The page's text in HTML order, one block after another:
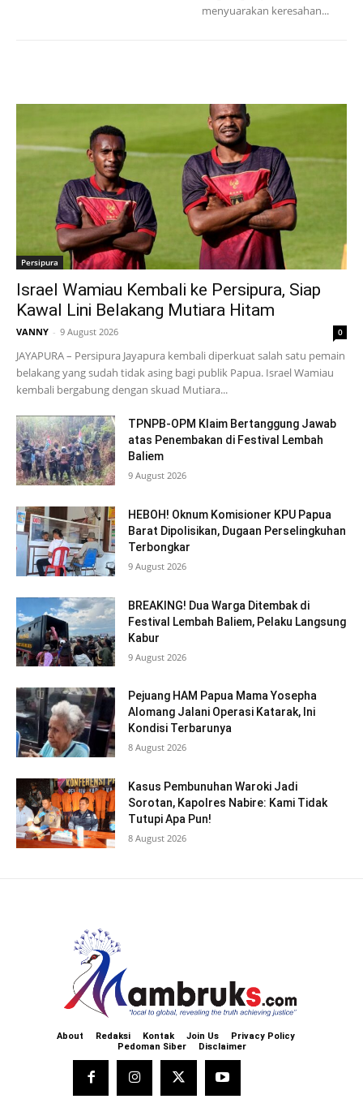
menyuarakan keresahan...
Persipura
Israel Wamiau Kembali ke Persipura, Siap
Kawal Lini Belakang Mutiara Hitam
VANNY - 9 August 2026 0
JAYAPURA – Persipura Jayapura kembali diperkuat salah satu pemain
belakang yang sudah tidak asing bagi publik Papua. Israel Wamiau
kembali bergabung dengan skuad Mutiara...
TPNPB-OPM Klaim Bertanggung Jawab
atas Penembakan di Festival Lembah
Baliem
9 August 2026
HEBOH! Oknum Komisioner KPU Papua
Barat Dipolisikan, Dugaan Perselingkuhan
Terbongkar
9 August 2026
BREAKING! Dua Warga Ditembak di
Festival Lembah Baliem, Pelaku Langsung
Kabur
9 August 2026
Pejuang HAM Papua Mama Yosepha
Alomang Jalani Operasi Katarak, Ini
Kondisi Terbarunya
8 August 2026
Kasus Pembunuhan Waroki Jadi
Sorotan, Kapolres Nabire: Kami Tidak
Tutupi Apa Pun!
8 August 2026
About Redaksi Kontak Join Us
Privacy Policy
Pedoman Siber
Disclaimer